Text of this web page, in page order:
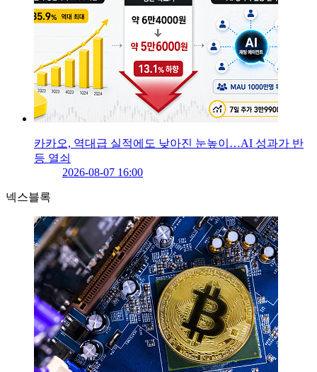
카카오, 역대급 실적에도 낮아진 눈높이…AI 성과가 반
등 열쇠
2026-08-07 16:00
넥스블록